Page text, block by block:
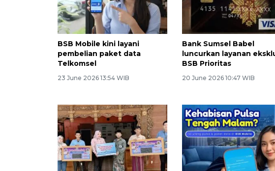
BSB Mobile kini layani
pembelian paket data
Telkomsel
23 June 2026 13:54 WIB
Bank Sumsel Babel
luncurkan layanan
BSB Prioritas
20 June 2026 10:47 WIB